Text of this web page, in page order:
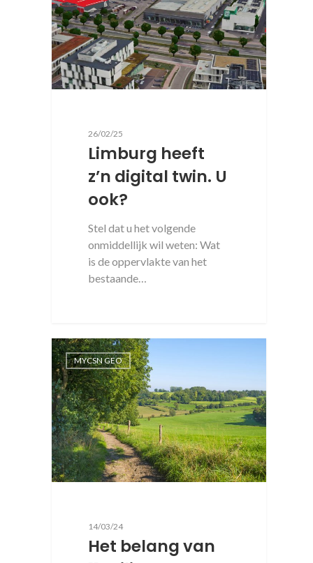
26/02/25
Limburg heeft
z’n digital twin. U
ook?
Stel dat u het volgende
onmiddellijk wil weten: Wat
is de oppervlakte van het
bestaande…
MYCSN GEO
14/03/24
Het belang van